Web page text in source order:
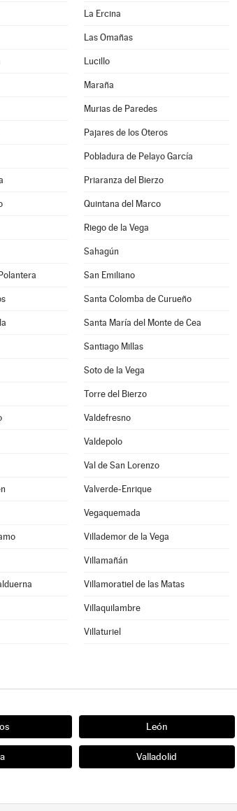
La Ercina
Las Omañas
Lucillo
Maraña
Murias de Paredes
Pajares de los Oteros
Pobladura de Pelayo García
Priaranza del Bierzo
Quintana del Marco
Riego de la Vega
Sahagún
San Emiliano
Santa Colomba de Curueño
Santa María del Monte de Cea
Santiago Millas
Soto de la Vega
Torre del Bierzo
Valdefresno
Valdepolo
Val de San Lorenzo
Valverde-Enrique
Vegaquemada
Villademor de la Vega
Villamañán
Villamoratiel de las Matas
Villaquilambre
Villaturiel
León
Valladolid